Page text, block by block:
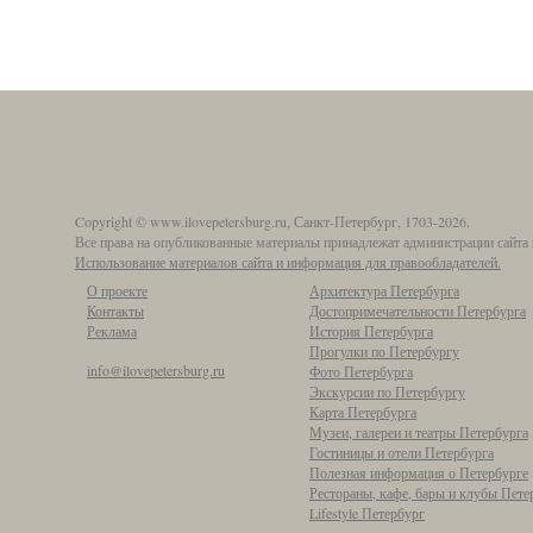
Copyright © www.ilovepetersburg.ru, Санкт-Петербург, 1703-2026.
Все права на опубликованные материалы принадлежат администрации сайта
Использование материалов сайта и информация для правообладателей.
О проекте
Контакты
Реклама
info@ilovepetersburg.ru
Архитектура Петербурга
Достопримечательности Петербурга
История Петербурга
Прогулки по Петербургу
Фото Петербурга
Экскурсии по Петербургу
Карта Петербурга
Музеи, галереи и театры Петербурга
Гостиницы и отели Петербурга
Полезная информация о Петербурге
Рестораны, кафе, бары и клубы
Lifestyle Петербург